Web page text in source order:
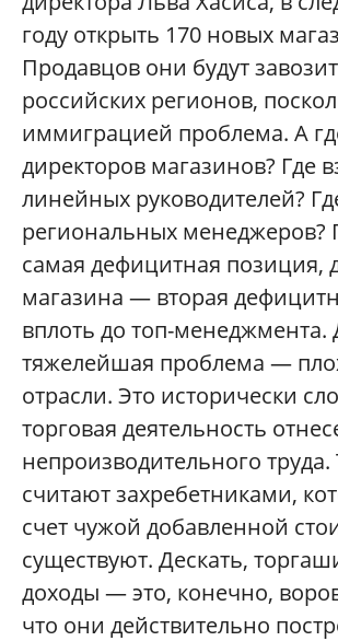
году открыть 170 новых
Продавцов они будут
российских регионов,
иммиграцией проблема. А
директоров магазинов? Где
линейных руководителей?
региональных
самая дефицитная позиция,
магазина — вторая
вплоть до топ-менеджмента.
тяжелейшая проблема —
отрасли. Это исторически
торговая деятельность
непроизводительного
считают захребетниками,
счет чужой добавленной
существуют. Дескать,
доходы — это, конечно,
что они действительно